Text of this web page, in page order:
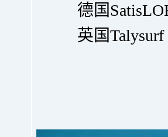
德国SatisLOH
英国